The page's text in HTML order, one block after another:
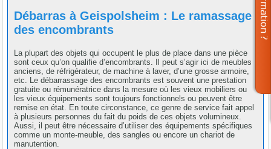
Débarras à Geispolsheim : Le ramassage
des encombrants
La plupart des objets qui occupent le plus de place dans une pièce
sont ceux qu’on qualifie d’encombrants. Il peut s’agir ici de meubles
anciens, de réfrigérateur, de machine à laver, d’une grosse armoire,
etc. Le débarrassage des encombrants est souvent une prestation
gratuite ou rémunératrice dans la mesure où les vieux mobiliers ou
les vieux équipements sont toujours fonctionnels ou peuvent être
remise en état. En toute circonstance, ce genre de service fait appel
à plusieurs personnes du fait du poids de ces objets volumineux.
Aussi, il peut être nécessaire d’utiliser des équipements spécifiques
comme un monte-meuble, des sangles ou encore un chariot de
manutention.